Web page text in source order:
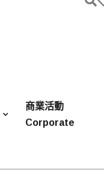
商業活動
Corporate